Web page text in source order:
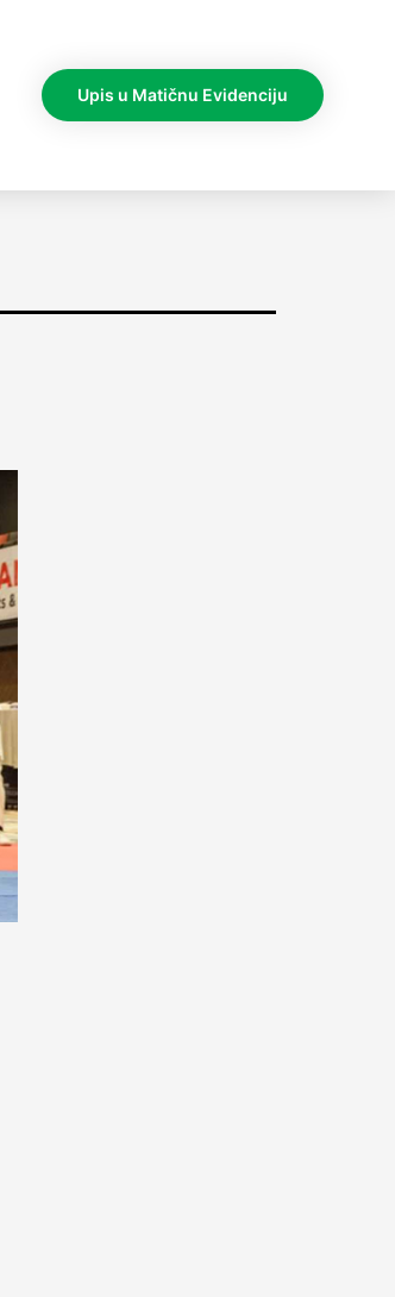
Upis u Matičnu Evidenciju